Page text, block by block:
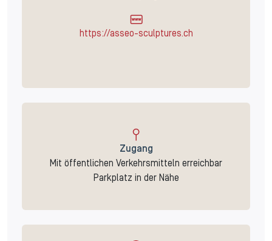
https://asseo-sculptures.ch
Zugang
Mit öffentlichen Verkehrsmitteln erreichbar
Parkplatz in der Nähe